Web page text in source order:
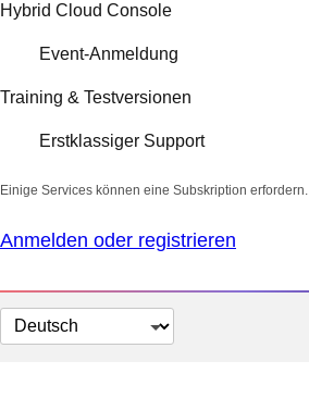
Hybrid Cloud Console
Event-Anmeldung
Training & Testversionen
Erstklassiger Support
Einige Services können eine Subskription erfordern.
Anmelden oder registrieren
Sprache
auswählen